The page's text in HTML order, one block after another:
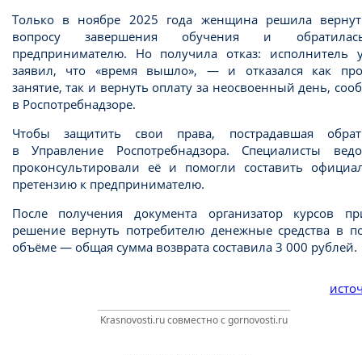
Только в ноябре 2025 года женщина решила
вопросу завершения обучения и
предпринимателю. Но получила отказ: исполнитель
заявил, что «время вышло», — и отказался как
занятие, так и вернуть оплату за неосвоенный день,
в Роспотребнадзоре.
Чтобы защитить свои права, пострадавшая
в Управление Роспотребнадзора. Специалисты
проконсультировали её и помогли составить
претензию к предпринимателю.
После получения документа организатор курсов
решение вернуть потребителю денежные средства в
объёме — общая сумма возврата составила 3 000 рублей.
Krasnovosti.ru совместно с gornovosti.ru